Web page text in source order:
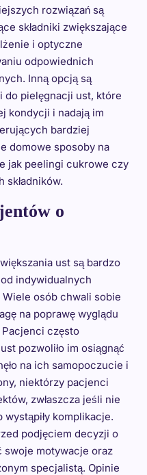
rozwiązań są
składniki zwiększające
i optyczne
odpowiednich
Inną opcją są
do pielęgnacji ust, które
kondycji i nadają im
bardziej
domowe sposoby na
jak peelingi cukrowe czy
składników.
o
ust są bardzo
indywidualnych
osób chwali sobie
na poprawę wyglądu
często
pozwoliło im osiągnąć
na ich samopoczucie i
niektórzy pacjenci
zwłaszcza jeśli nie
wystąpiły komplikacje.
podjęciem decyzji o
swoje motywacje oraz
specjalistą. Opinie